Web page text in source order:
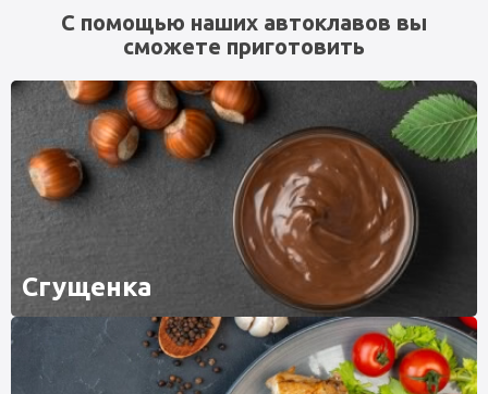
С помощью наших автоклавов вы
сможете приготовить
Сгущенка